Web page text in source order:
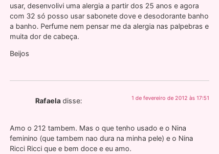
usar, desenvolivi uma alergia a partir dos 25 anos e agora
com 32 só posso usar sabonete dove e desodorante banho
a banho. Perfume nem pensar me da alergia nas palpebras e
muita dor de cabeça.
Beijos
Rafaela disse: 1 de fevereiro de 2012 às 17:51
Amo o 212 tambem. Mas o que tenho usado e o Nina
feminino (que tambem nao dura na minha pele) e o Nina
Ricci Ricci que e bem doce e eu amo.